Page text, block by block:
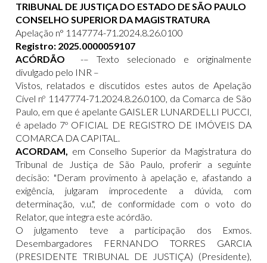
TRIBUNAL DE JUSTIÇA DO ESTADO DE SÃO PAULO
CONSELHO SUPERIOR DA MAGISTRATURA
Apelação n° 1147774-71.2024.8.26.0100
Registro: 2025.0000059107
ACÓRDÃO
-– Texto selecionado e originalmente
divulgado pelo INR –
Vistos, relatados e discutidos estes autos de Apelação
Cível nº 1147774-71.2024.8.26.0100, da Comarca de São
Paulo, em que é apelante GAISLER LUNARDELLI PUCCI,
é apelado 7º OFICIAL DE REGISTRO DE IMÓVEIS DA
COMARCA DA CAPITAL.
ACORDAM, em Conselho Superior da Magistratura do
Tribunal de Justiça de São Paulo, proferir a seguinte
decisão: "Deram provimento à apelação e, afastando a
exigência, julgaram improcedente a dúvida, com
determinação, v.u.", de conformidade com o voto do
Relator, que integra este acórdão.
O julgamento teve a participação dos Exmos.
Desembargadores FERNANDO TORRES GARCIA
(PRESIDENTE TRIBUNAL DE JUSTIÇA) (Presidente),